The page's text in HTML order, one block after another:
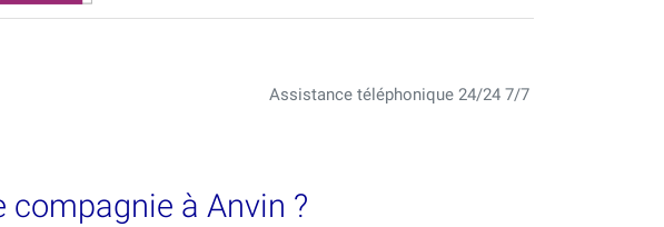
Assistance téléphonique 24/24 7/7
compagnie à Anvin ?